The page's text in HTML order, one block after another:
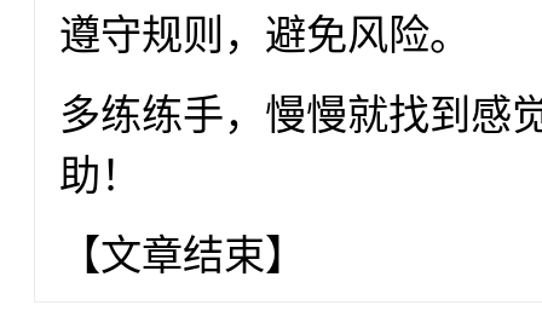
遵守规则，避免风险。
多练练手，慢慢就找到感
助！
【文章结束】